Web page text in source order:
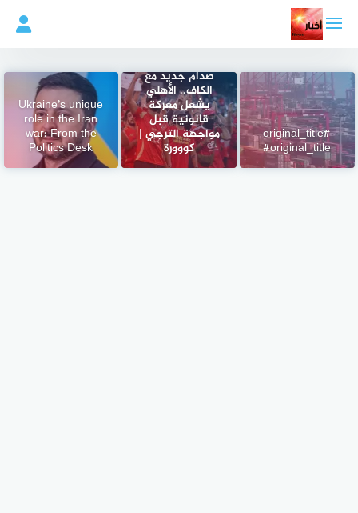
المحتوى
#original_title
#original_title
صدام جديد مع
الكاف.. الأهلي
يشعل معركة
قانونية قبل
مواجهة الترجي |
كووورة
Ukraine’s unique
role in the Iran
war: From the
Politics Desk